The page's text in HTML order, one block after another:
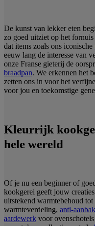
De kunst van lekker eten
zo goed uitziet op het
dat items zoals ons iconische
eeuw lang de interesse van
onze Franse gieterij de
braadpan. We erkennen het
zetten ons in voor het
voor jou en toekomstige
Kleurrijk
hele wereld
Of je nu een beginner of
kookgerei geeft jouw
uitstekend warmtebehoud tot
warmteverdeling, anti-aanbak
aardewerk voor